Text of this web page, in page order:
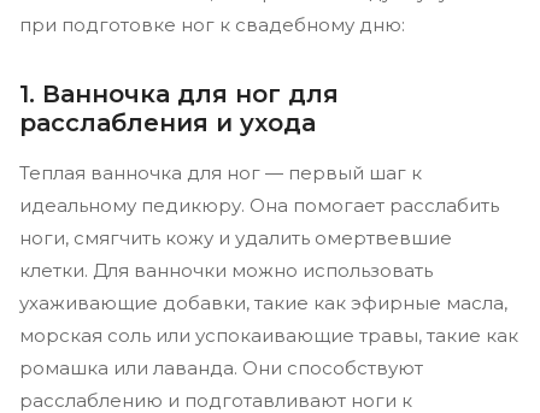
при подготовке ног к свадебному дню:
1. Ванночка для ног для
расслабления и ухода
Теплая ванночка для ног — первый шаг к
идеальному педикюру. Она помогает расслабить
ноги, смягчить кожу и удалить омертвевшие
клетки. Для ванночки можно использовать
ухаживающие добавки, такие как эфирные масла,
морская соль или успокаивающие травы, такие как
ромашка или лаванда. Они способствуют
расслаблению и подготавливают ноги к